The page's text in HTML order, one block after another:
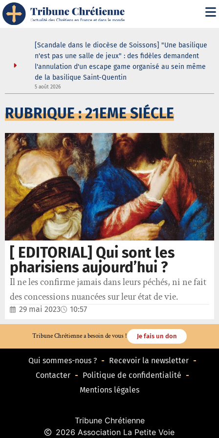
[Scandale dans le diocèse de Soissons] "Une basilique
n'est pas une salle de jeux" : des fidèles demandent
l'annulation d'un escape game organisé au sein même
de la basilique Saint-Quentin
5 août 2026
RUBRIQUE : 21EME SIÉCLE
[ EDITORIAL] Qui sont les
pharisiens aujourd’hui ?
Il ne les confirme jamais dans leurs péchés, ni ne fait
des concessions nuancées sur leur état de vie.
29 mai 2023 10:57
Tribune Chrétienne a besoin de vous ! Je fais un don
Qui sommes-nous ?
Recevoir la newsletter
Contacter
Politique de confidentialité
Mentions légales
Tribune Chrétienne
2026 Association La Petite Voie